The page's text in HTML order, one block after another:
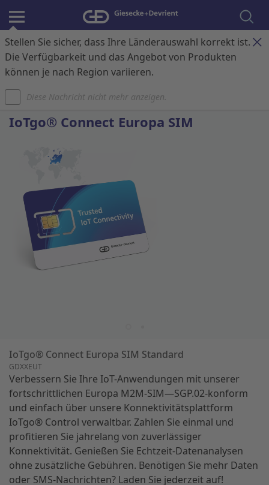
Stellen Sie sicher, dass Ihre Länderauswahl korrekt ist.
Die Verfügbarkeit und das Angebot von Produkten
können je nach Region variieren.
Diese Nachricht nicht mehr anzeigen.
Anmelden Kontakt Warenkorb
IoTgo® Connect Europa SIM Standard
IoTgo® Connect Europa SIM
IoTgo® Connect Europa SIM Standard
GDXXEUT
Verbessern Sie Ihre IoT-Anwendungen mit unserer
fortschrittlichen Europa M2M-SIM—SGP.02-konform
und einfach über unsere Konnektivitätsplattform
IoTgo® Control verwaltbar. Zahlen Sie einmal und
profitieren Sie jahrelang von zuverlässiger
Konnektivität. Genießen Sie Echtzeit-Datenanalysen
ohne zusätzliche Gebühren. Benötigen Sie mehr Daten
oder SMS-Nachrichten? Laden Sie jederzeit auf!